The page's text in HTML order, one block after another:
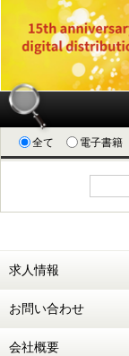
全て 電子書籍
求人情報
お問い合わせ
会社概要